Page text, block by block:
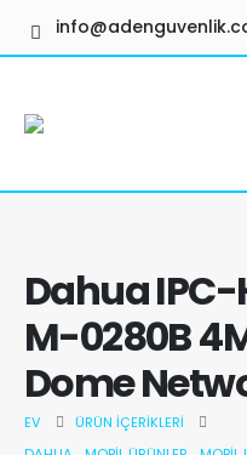
Dahua IPC-
M-0280B
Dome
EV
ÜRÜN İÇERIKLERI